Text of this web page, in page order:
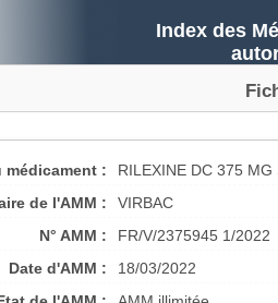
Index des
médicament :
RILEXINE DC 375 MG
de l'AMM :
VIRBAC
N° AMM :
FR/V/2375945 1/2022
Date d'AMM :
18/03/2022